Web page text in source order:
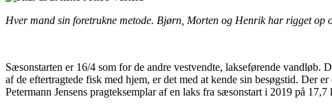
Hver mand sin foretrukne metode. Bjørn, Morten og Henrik har rigget op
Sæsonstarten er 16/4 som for de andre vestvendte, lakseførende
af de eftertragtede fisk med hjem, er det med at kende sin besøgstid. Der
Petermann Jensens pragteksemplar af en laks fra sæsonstart i 2019 på